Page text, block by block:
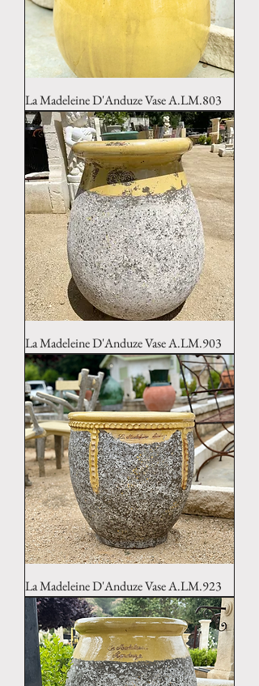
La Madeleine D'Anduze Vase A.LM.803
La Madeleine D'Anduze Vase A.LM.903
La Madeleine D'Anduze Vase A.LM.923